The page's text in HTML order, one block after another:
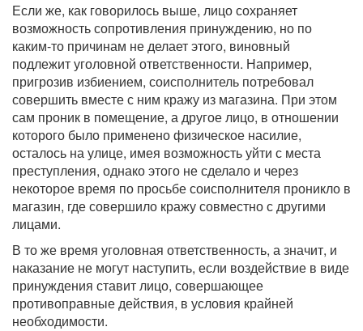
Если же, как говорилось выше, лицо сохраняет
возможность сопротивления принуждению, но по
каким-то причинам не делает этого, виновный
подлежит уголовной ответственности. Например,
пригрозив избиением, соисполнитель потребовал
совершить вместе с ним кражу из магазина. При этом
сам проник в помещение, а другое лицо, в отношении
которого было применено физическое насилие,
осталось на улице, имея возможность уйти с места
преступления, однако этого не сделало и через
некоторое время по просьбе соисполнителя проникло в
магазин, где совершило кражу совместно с другими
лицами.
В то же время уголовная ответственность, а значит, и
наказание не могут наступить, если воздействие в виде
принуждения ставит лицо, совершающее
противоправные действия, в условия крайней
необходимости.